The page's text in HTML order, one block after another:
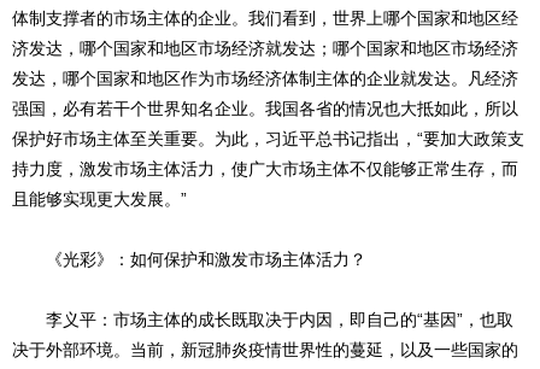
体制支撑者的市场主体的企业。我们看到，世界上哪个国家和地区经
济发达，哪个国家和地区市场经济就发达；哪个国家和地区市场经济
发达，哪个国家和地区作为市场经济体制主体的企业就发达。凡经济
强国，必有若干个世界知名企业。我国各省的情况也大抵如此，所以
保护好市场主体至关重要。为此，习近平总书记指出，“要加大政策支
持力度，激发市场主体活力，使广大市场主体不仅能够正常生存，而
且能够实现更大发展。”
《光彩》：如何保护和激发市场主体活力？
李义平：市场主体的成长既取决于内因，即自己的“基因”，也取
决于外部环境。当前，新冠肺炎疫情世界性的蔓延，以及一些国家的